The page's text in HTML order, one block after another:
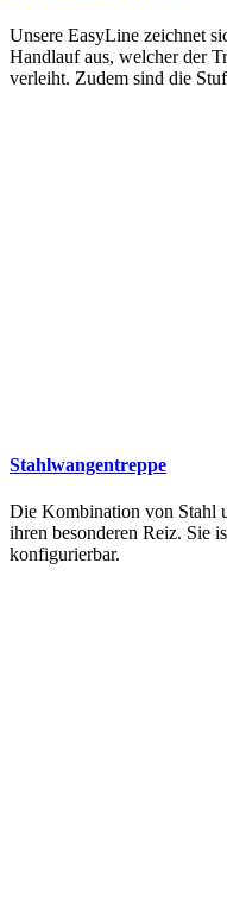
Unsere EasyLine zeichnet
Handlauf aus, welcher der
verleiht. Zudem sind die
Stahlwangentreppe
Die Kombination von Stahl
ihren besonderen Reiz. Sie
konfigurierbar.